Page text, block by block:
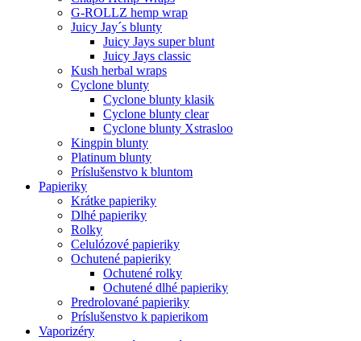
G-ROLLZ hemp wrap
Juicy Jay´s blunty
Juicy Jays super blunt
Juicy Jays classic
Kush herbal wraps
Cyclone blunty
Cyclone blunty klasik
Cyclone blunty clear
Cyclone blunty Xstrasloo
Kingpin blunty
Platinum blunty
Príslušenstvo k bluntom
Papieriky
Krátke papieriky
Dlhé papieriky
Rolky
Celulózové papieriky
Ochutené papieriky
Ochutené rolky
Ochutené dlhé papieriky
Predrolované papieriky
Príslušenstvo k papierikom
Vaporizéry